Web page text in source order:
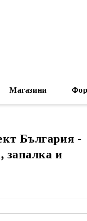
Магазини
България -
запалка и